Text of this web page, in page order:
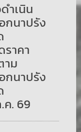
ำเนิน
กนาปรัง
าคา
าม
กนาปรัง
. 69